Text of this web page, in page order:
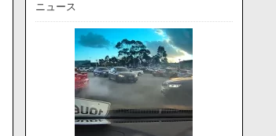
ニュース